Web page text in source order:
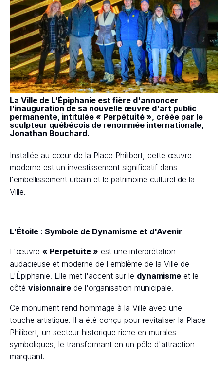
La Ville de L'Épiphanie est fière d'annoncer
l'inauguration de sa nouvelle œuvre d'art public
permanente, intitulée « Perpétuité », créée par le
sculpteur québécois de renommée internationale,
Jonathan Bouchard.
Installée au cœur de la Place Philibert, cette œuvre
moderne est un investissement significatif dans
l'embellissement urbain et le patrimoine culturel de la
Ville.
L'Étoile : Symbole de Dynamisme et d'Avenir
L'œuvre « Perpétuité » est une interprétation
audacieuse et moderne de l'emblème de la Ville de
L'Épiphanie. Elle met l'accent sur le dynamisme et le
côtévisionnaire de l'organisation municipale.
Ce monument rend hommage à la Ville avec une
touche artistique. Il a été conçu pour revitaliser la Place
Philibert, un secteur historique riche en murales
symboliques, le transformant en un pôle d'attraction
marquant.